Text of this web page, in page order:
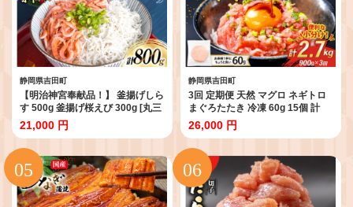
静岡県吉田町
【明治神宮奉献品！】 釜揚げしら
す 500g 釜揚げ桜えび 300g [丸三
水産 静岡県 吉田町 22424486] シ
ラス しらす 釜揚げシラス 桜エビ
サクラエビ 桜海老 駿河湾
21,000 円
静岡県吉田町
3回 定期便 天然 マグロ ネギトロ
まぐろたたき 冷凍 60g 15個 計
900g [トライ産業 静岡県 吉田町
22424392] 小分け 個包装 まぐろ
のたたき 鮪 まぐろ ネギトロ丼 ね
ぎとろ マグロたたき
26,000 円